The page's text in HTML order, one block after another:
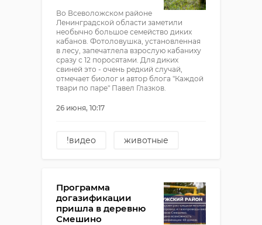
Во Всеволожском районе
Ленинградской области заметили
необычно большое семейство диких
кабанов. Фотоловушка, установленная
в лесу, запечатлела взрослую кабаниху
сразу с 12 поросятами. Для диких
свиней это - очень редкий случай,
отмечает биолог и автор блога "Каждой
твари по паре" Павел Глазков.
26 июня, 10:17
!видео
животные
Программа
догазификации
пришла в деревню
Смешино